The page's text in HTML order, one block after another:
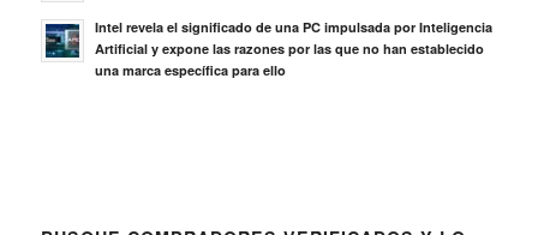
Intel revela el significado de una PC impulsada por Inteligencia
Artificial y expone las razones por las que no han establecido
una marca específica para ello